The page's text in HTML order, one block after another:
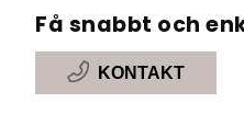
Få snabbt och
KONTAKT